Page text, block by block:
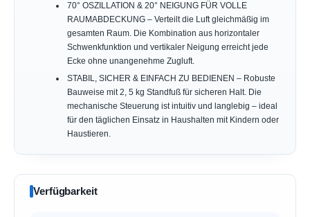
70° OSZILLATION & 20° NEIGUNG FÜR VOLLE
RAUMABDECKUNG – Verteilt die Luft gleichmäßig im
gesamten Raum. Die Kombination aus horizontaler
Schwenkfunktion und vertikaler Neigung erreicht jede
Ecke ohne unangenehme Zugluft.
STABIL, SICHER & EINFACH ZU BEDIENEN – Robuste
Bauweise mit 2, 5 kg Standfuß für sicheren Halt. Die
mechanische Steuerung ist intuitiv und langlebig – ideal
für den täglichen Einsatz in Haushalten mit Kindern oder
Haustieren.
Verfügbarkeit